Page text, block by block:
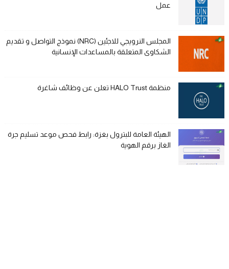
عمل
المجلس النرويجي للاجئين (NRC) نموذج التواصل و تقديم
الشكاوى المتعلقة بالمساعدات الإنسانية
منظمة HALO Trust تعلن عن وظائف شاغرة
الهيئة العامة للبترول بغزة: رابط فحص موعد تسليم جرة
الغاز برقم الهوية